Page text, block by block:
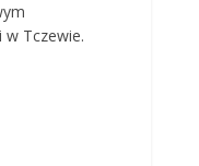
w Tczewie.